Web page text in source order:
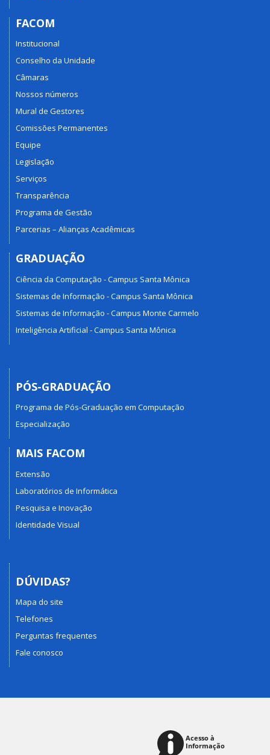
FACOM
Institucional
Conselho da Unidade
Câmaras
Nossos números
Mural de Gestores
Comissões Permanentes
Equipe
Legislação
Serviços
Transparência
Programa de Gestão
Parcerias – Alianças Acadêmicas
GRADUAÇÃO
Ciência da Computação - Campus Santa Mônica
Sistemas de Informação - Campus Santa Mônica
Sistemas de Informação - Campus Monte Carmelo
Inteligência Artificial - Campus Santa Mônica
PÓS-GRADUAÇÃO
Programa de Pós-Graduação em Computação
Especialização
MAIS FACOM
Extensão
Laboratórios de Informática
Pesquisa e Inovação
Identidade Visual
DÚVIDAS?
Mapa do site
Telefones
Perguntas frequentes
Fale conosco